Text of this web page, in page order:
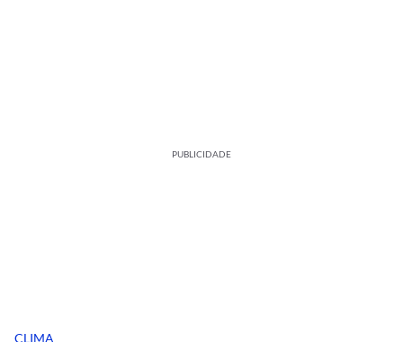
PUBLICIDADE
CLIMA